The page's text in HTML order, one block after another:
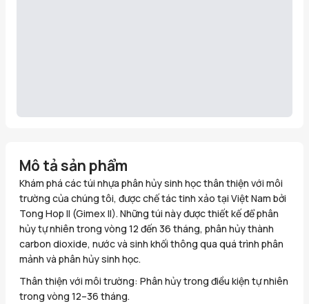
Mô tả sản phẩm
Khám phá các túi nhựa phân hủy sinh học thân thiện với môi
trường của chúng tôi, được chế tác tinh xảo tại Việt Nam bởi
Tong Hop II (Gimex II). Những túi này được thiết kế để phân
hủy tự nhiên trong vòng 12 đến 36 tháng, phân hủy thành
carbon dioxide, nước và sinh khối thông qua quá trình phân
mảnh và phân hủy sinh học.
Thân thiện với môi trường: Phân hủy trong điều kiện tự nhiên
trong vòng 12–36 tháng.